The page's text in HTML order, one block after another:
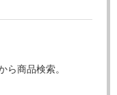
ら商品検索。